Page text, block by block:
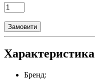
Замовити
Характеристика
Бренд: